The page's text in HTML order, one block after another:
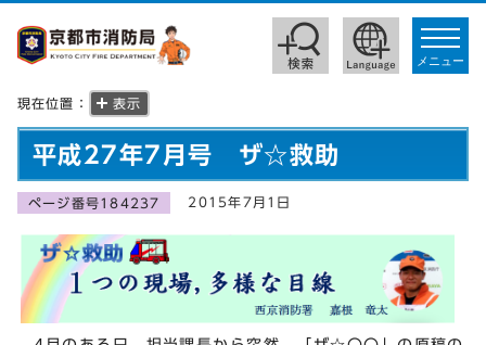
toggle
メニュー
現在位置： 表示
平成27年7月号 ザ☆救助
ページ番号184237 2015年7月1日